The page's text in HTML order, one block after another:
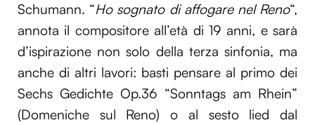
Schumann. “Ho sognato di affogare nel Reno“,
annota il compositore all’età di 19 anni, e sarà
d’ispirazione non solo della terza sinfonia, ma
anche di altri lavori: basti pensare al primo dei
Sechs Gedichte Op.36 “Sonntags am Rhein”
(Domeniche sul Reno) o al sesto lied dal